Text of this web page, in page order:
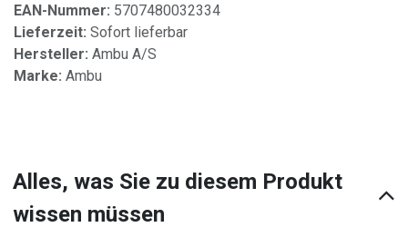
EAN-Nummer: 5707480032334
Lieferzeit: Sofort lieferbar
Hersteller: Ambu A/S
Marke: Ambu
Alles, was Sie zu diesem Produkt
wissen müssen